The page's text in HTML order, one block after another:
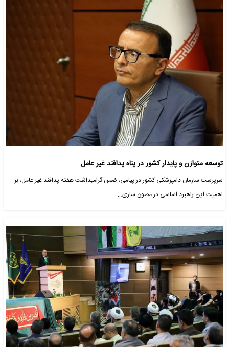
توسعه متوازن و پایدار کشور در پناه پدافند غیر عامل
سرپرست سازمان دامپزشکی کشور در پیامی، ضمن گرامیداشت هفته پدافند غیر عامل، بر
اهمیت این راهبرد اساسی در مصون سازی…